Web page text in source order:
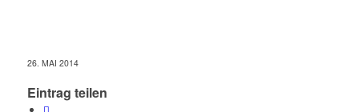
26. MAI 2014
Eintrag teilen